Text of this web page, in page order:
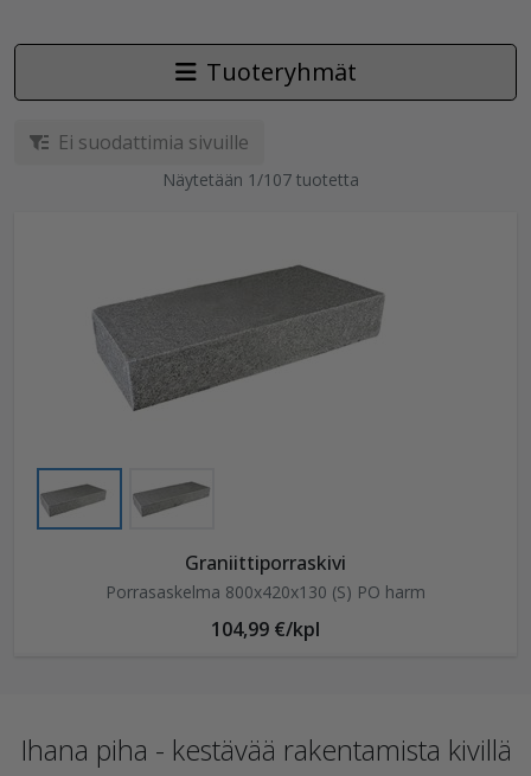
Tuoteryhmät
Ei suodattimia sivuille
Näytetään 1/107 tuotetta
Graniittiporraskivi
Porrasaskelma 800x420x130 (S) PO harm
104,99 €/kpl
Ihana piha - kestävää rakentamista kivillä